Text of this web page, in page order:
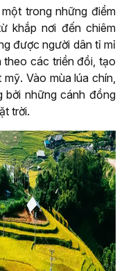
trong những điểm
khắp nơi đến chiêm
được người dân tỉ mỉ
các triền đồi, tạo
Vào mùa lúa chín,
bởi những cánh đồng
trời.